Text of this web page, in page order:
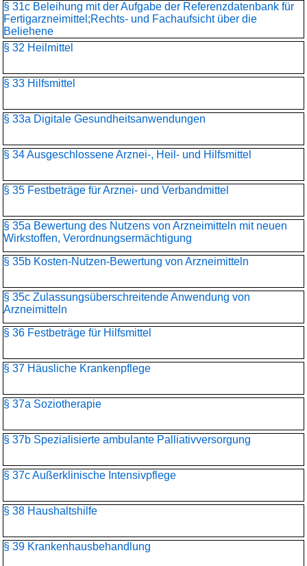
§ 31c Beleihung mit der Aufgabe der Referenzdatenbank für
Fertigarzneimittel;Rechts- und Fachaufsicht über die
Beliehene
§ 32 Heilmittel
§ 33 Hilfsmittel
§ 33a Digitale Gesundheitsanwendungen
§ 34 Ausgeschlossene Arznei-, Heil- und Hilfsmittel
§ 35 Festbeträge für Arznei- und Verbandmittel
§ 35a Bewertung des Nutzens von Arzneimitteln mit neuen
Wirkstoffen, Verordnungsermächtigung
§ 35b Kosten-Nutzen-Bewertung von Arzneimitteln
§ 35c Zulassungsüberschreitende Anwendung von
Arzneimitteln
§ 36 Festbeträge für Hilfsmittel
§ 37 Häusliche Krankenpflege
§ 37a Soziotherapie
§ 37b Spezialisierte ambulante Palliativversorgung
§ 37c Außerklinische Intensivpflege
§ 38 Haushaltshilfe
§ 39 Krankenhausbehandlung